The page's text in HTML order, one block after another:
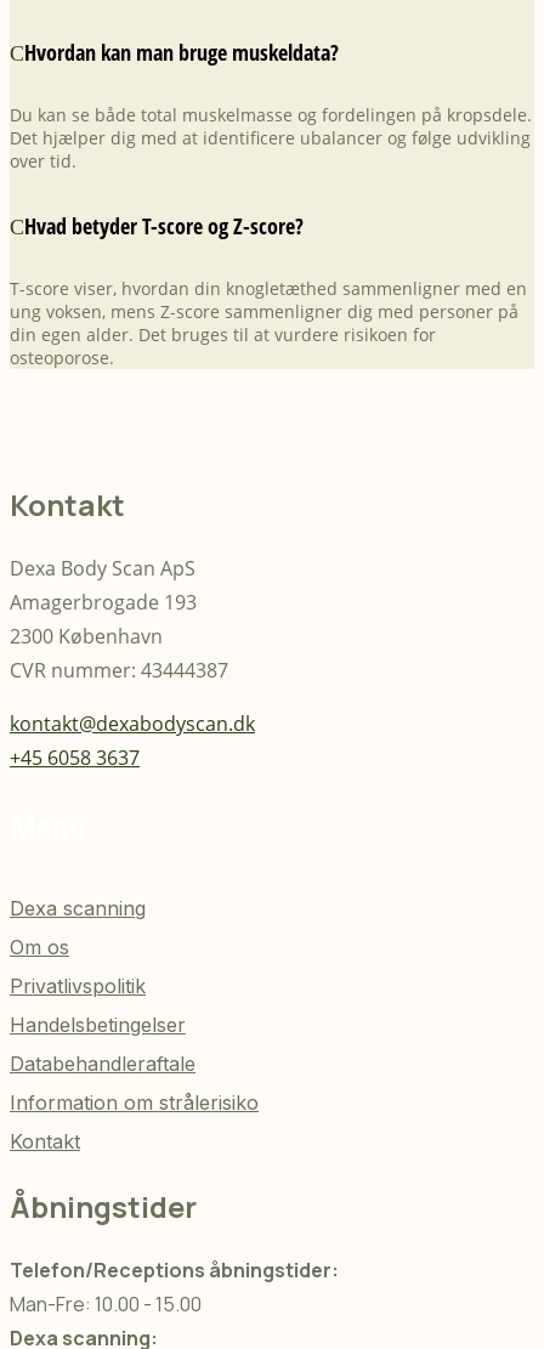
Hvordan kan man bruge muskeldata?
Du kan se både total muskelmasse og fordelingen på kropsdele.
Det hjælper dig med at identificere ubalancer og følge udvikling
over tid.
Hvad betyder T-score og Z-score?
T-score viser, hvordan din knogletæthed sammenligner med en
ung voksen, mens Z-score sammenligner dig med personer på
din egen alder. Det bruges til at vurdere risikoen for
osteoporose.
Kontakt
Dexa Body Scan ApS
Amagerbrogade 193
2300 København
CVR nummer: 43444387
kontakt@dexabodyscan.dk
+45 6058 3637
Dexa scanning
Om os
Privatlivspolitik
Handelsbetingelser
Databehandleraftale
Information om strålerisiko
Kontakt
Åbningstider
Telefon/Receptions åbningstider:
Man-Fre: 10.00 - 15.00
Dexa scanning: